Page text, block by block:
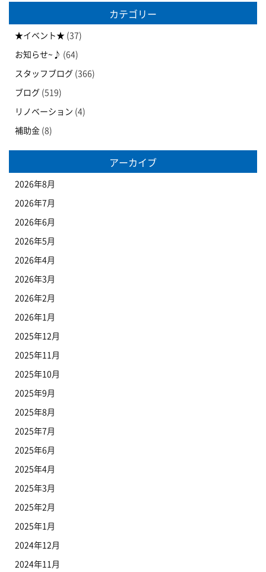
カテゴリー
★イベント★ (37)
お知らせ~♪ (64)
スタッフブログ (366)
ブログ (519)
リノベーション (4)
補助金 (8)
アーカイブ
2026年8月
2026年7月
2026年6月
2026年5月
2026年4月
2026年3月
2026年2月
2026年1月
2025年12月
2025年11月
2025年10月
2025年9月
2025年8月
2025年7月
2025年6月
2025年4月
2025年3月
2025年2月
2025年1月
2024年12月
2024年11月